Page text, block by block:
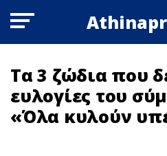
Τα 3 ζώδια που
ευλογίες του
«Όλα κυλούν